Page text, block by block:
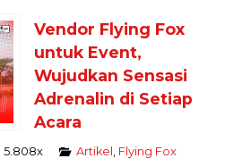
Vendor Flying Fox
untuk Event,
Wujudkan Sensasi
Adrenalin di Setiap
Acara
5.808x Artikel Flying Fox